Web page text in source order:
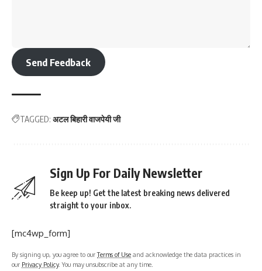
Send Feedback
TAGGED: अटल बिहारी वाजपेयी जी
Sign Up For Daily Newsletter
Be keep up! Get the latest breaking news delivered
straight to your inbox.
[mc4wp_form]
By signing up, you agree to ourTerms of Use and acknowledge the data practices in
our Privacy Policy. You may unsubscribe at any time.